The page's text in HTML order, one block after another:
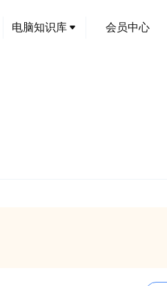
电脑知识库 会员中心